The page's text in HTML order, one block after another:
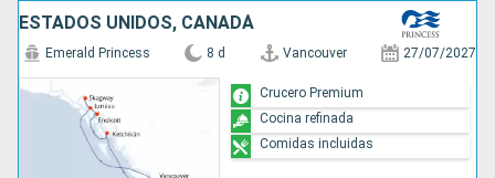
ESTADOS UNIDOS, CANADÁ
Emerald Princess 8 d Vancouver 27/07/2027
Crucero Premium
Cocina refinada
Comidas incluidas